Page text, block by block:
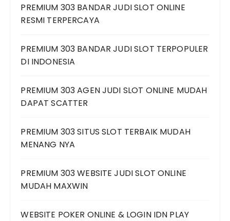
PREMIUM 303 BANDAR JUDI SLOT ONLINE
RESMI TERPERCAYA
PREMIUM 303 BANDAR JUDI SLOT TERPOPULER
DI INDONESIA
PREMIUM 303 AGEN JUDI SLOT ONLINE MUDAH
DAPAT SCATTER
PREMIUM 303 SITUS SLOT TERBAIK MUDAH
MENANG NYA
PREMIUM 303 WEBSITE JUDI SLOT ONLINE
MUDAH MAXWIN
WEBSITE POKER ONLINE & LOGIN IDN PLAY